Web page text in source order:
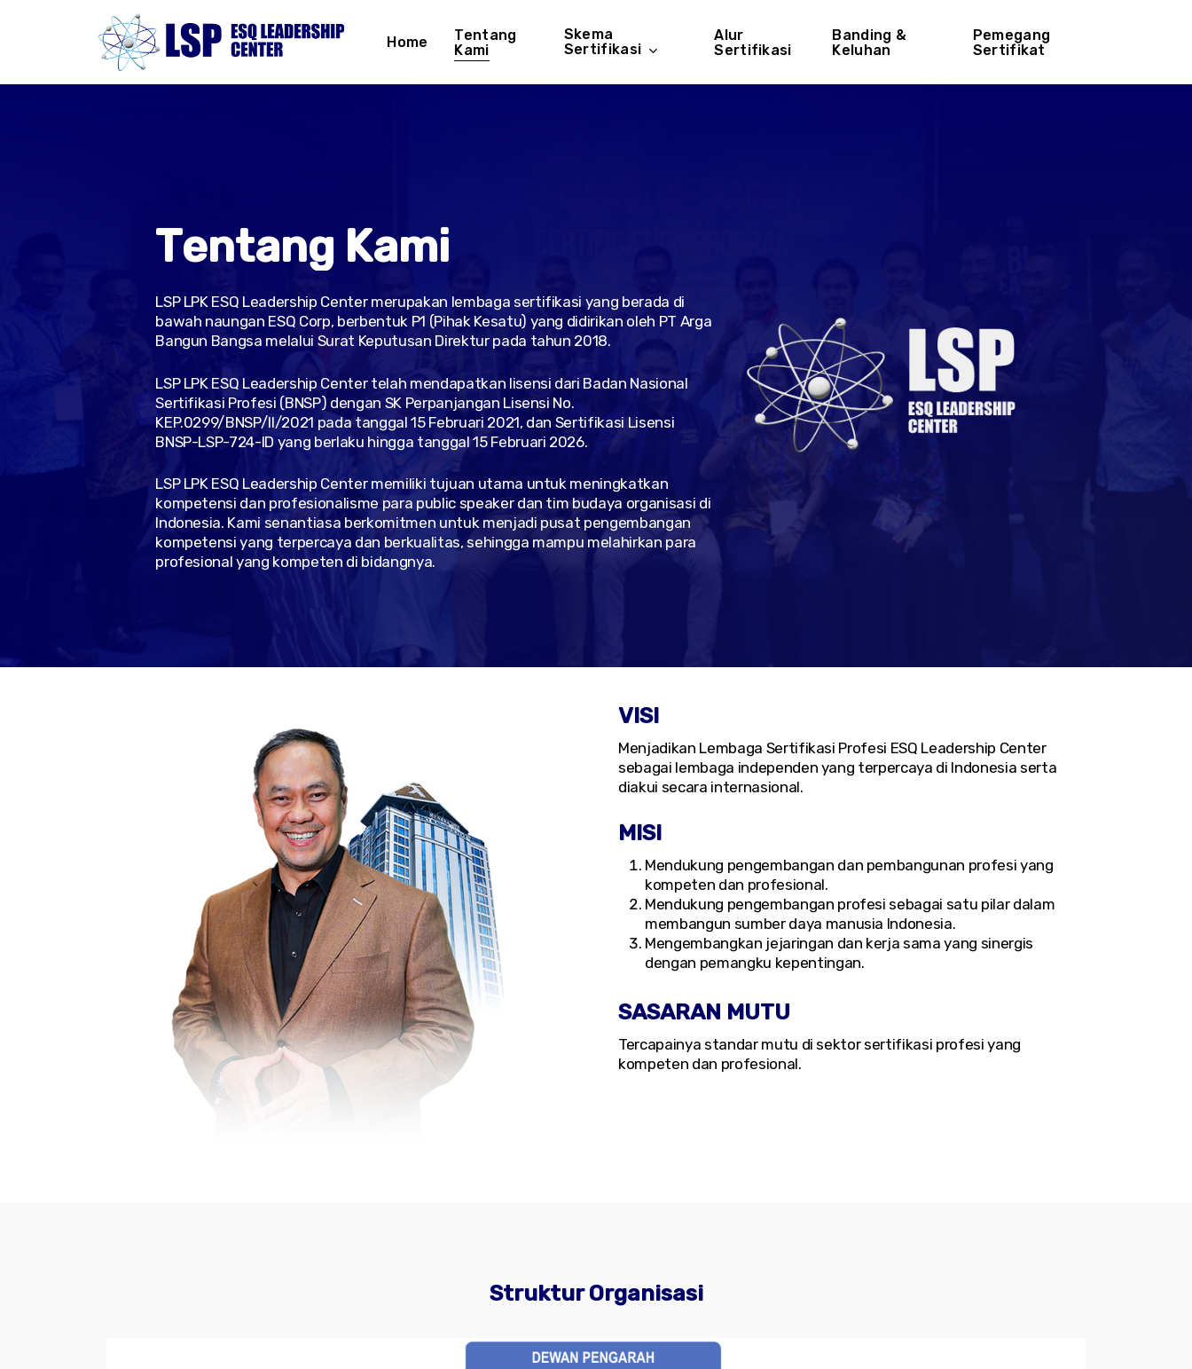
Home
Tentang
Kami
Skema
Sertifikasi
Alur
Sertifikasi
Banding &
Keluhan
Pemegang
Sertifikat
Tentang Kami
LSP LPK ESQ Leadership Center merupakan lembaga sertifikasi yang berada di
bawah naungan ESQ Corp, berbentuk P1 (Pihak Kesatu) yang didirikan oleh PT Arga
Bangun Bangsa melalui Surat Keputusan Direktur pada tahun 2018.
LSP LPK ESQ Leadership Center telah mendapatkan lisensi dari Badan Nasional
Sertifikasi Profesi (BNSP) dengan SK Perpanjangan Lisensi No.
KEP.0299/BNSP/II/2021 pada tanggal 15 Februari 2021, dan Sertifikasi Lisensi
BNSP-LSP-724-ID yang berlaku hingga tanggal 15 Februari 2026.
LSP LPK ESQ Leadership Center memiliki tujuan utama untuk meningkatkan
kompetensi dan profesionalisme para public speaker dan tim budaya organisasi di
Indonesia. Kami senantiasa berkomitmen untuk menjadi pusat pengembangan
kompetensi yang terpercaya dan berkualitas, sehingga mampu melahirkan para
profesional yang kompeten di bidangnya.
VISI
Menjadikan Lembaga Sertifikasi Profesi ESQ Leadership Center
sebagai lembaga independen yang terpercaya di Indonesia serta
diakui secara internasional.
MISI
Mendukung pengembangan dan pembangunan profesi yang
kompeten dan profesional.
Mendukung pengembangan profesi sebagai satu pilar dalam
membangun sumber daya manusia Indonesia.
Mengembangkan jejaringan dan kerja sama yang sinergis
dengan pemangku kepentingan.
SASARAN MUTU
Tercapainya standar mutu di sektor sertifikasi profesi yang
kompeten dan profesional.
Struktur Organisasi